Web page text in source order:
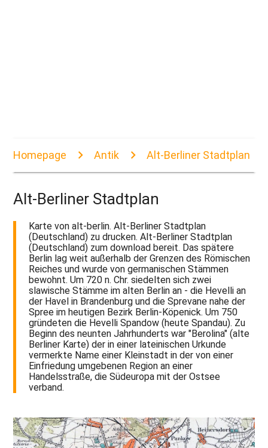
Homepage Antik Alt-Berliner Stadtplan
Alt-Berliner Stadtplan
Karte von alt-berlin. Alt-Berliner Stadtplan
(Deutschland) zu drucken. Alt-Berliner Stadtplan
(Deutschland) zum download bereit. Das spätere
Berlin lag weit außerhalb der Grenzen des Römischen
Reiches und wurde von germanischen Stämmen
bewohnt. Um 720 n. Chr. siedelten sich zwei
slawische Stämme im alten Berlin an - die Hevelli an
der Havel in Brandenburg und die Sprevane nahe der
Spree im heutigen Bezirk Berlin-Köpenick. Um 750
gründeten die Hevelli Spandow (heute Spandau). Zu
Beginn des neunten Jahrhunderts war "Berolina" (alte
Berliner Karte) der in einer lateinischen Urkunde
vermerkte Name einer Kleinstadt in der von einer
Einfriedung umgebenen Region an einer
Handelsstraße, die Südeuropa mit der Ostsee
verband.